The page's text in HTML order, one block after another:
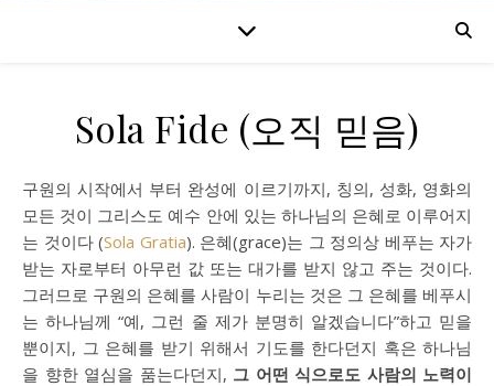
Sola Fide (오직 믿음)
구원의 시작에서 부터 완성에 이르기까지, 칭의, 성화, 영화의
모든 것이 그리스도 예수 안에 있는 하나님의 은혜로 이루어지
는 것이다 (Sola Gratia). 은혜(grace)는 그 정의상 베푸는 자가
받는 자로부터 아무런 값 또는 대가를 받지 않고 주는 것이다.
그러므로 구원의 은혜를 사람이 누리는 것은 그 은혜를 베푸시
는 하나님께 “예, 그런 줄 제가 분명히 알겠습니다”하고 믿을
뿐이지, 그 은혜를 받기 위해서 기도를 한다던지 혹은 하나님
을 향한 열심을 품는다던지, 그 어떤 식으로도 사람의 노력이